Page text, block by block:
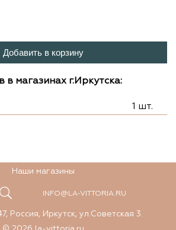
Добавить в корзину
в магазинах г.Иркутска:
1 шт.
Наши магазины
INFO@LA-VITTORIA.RU
Россия, Иркутск, ул.Советская 3.